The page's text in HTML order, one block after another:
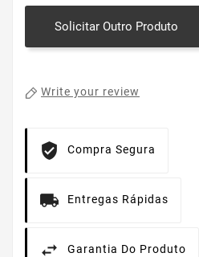
Solicitar Outro Produto
Write your review
Compra Segura
Entregas Rápidas
Garantia Do Produto